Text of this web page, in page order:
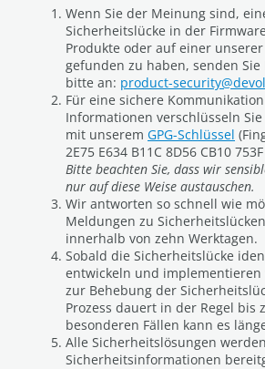
Wenn Sie der Meinung sind,
Sicherheitslücke in der
Produkte oder auf einer
gefunden zu haben, senden
bitte an: product-
Für eine sichere
Informationen verschlüsseln
mit unserem GPG-Schlüssel
2E75 E634 B11C 8D56 CB10
Bitte beachten Sie, dass wir
nur auf diese Weise austauschen.
Wir antworten so schnell wie
Meldungen zu
innerhalb von zehn Werktagen.
Sobald die Sicherheitslücke
entwickeln und implementieren
zur Behebung der
Prozess dauert in der Regel bis
besonderen Fällen kann es
Alle Sicherheitslösungen
Sicherheitsinformationen